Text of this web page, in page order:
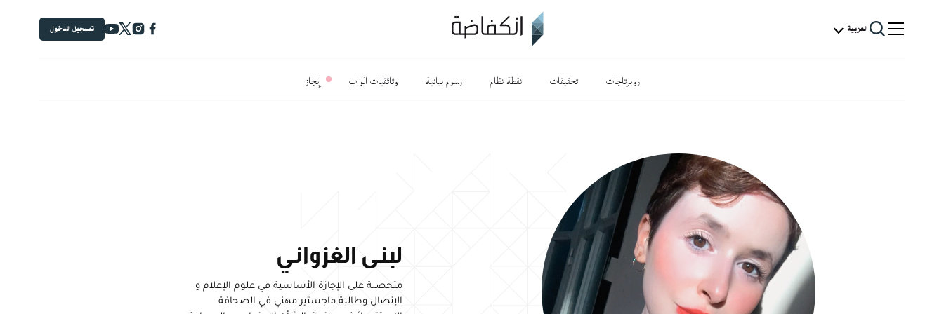
العربية تسجيل الدخول
روبرتاجات تحقيقات نقطة نظام رسوم بيانية وثائقيات الواب إيجاز
لبنى الغزواني
متحصلة على الإجازة الأساسية في علوم الإعلام و
الإتصال وطالبة ماجستير مهني في الصحافة